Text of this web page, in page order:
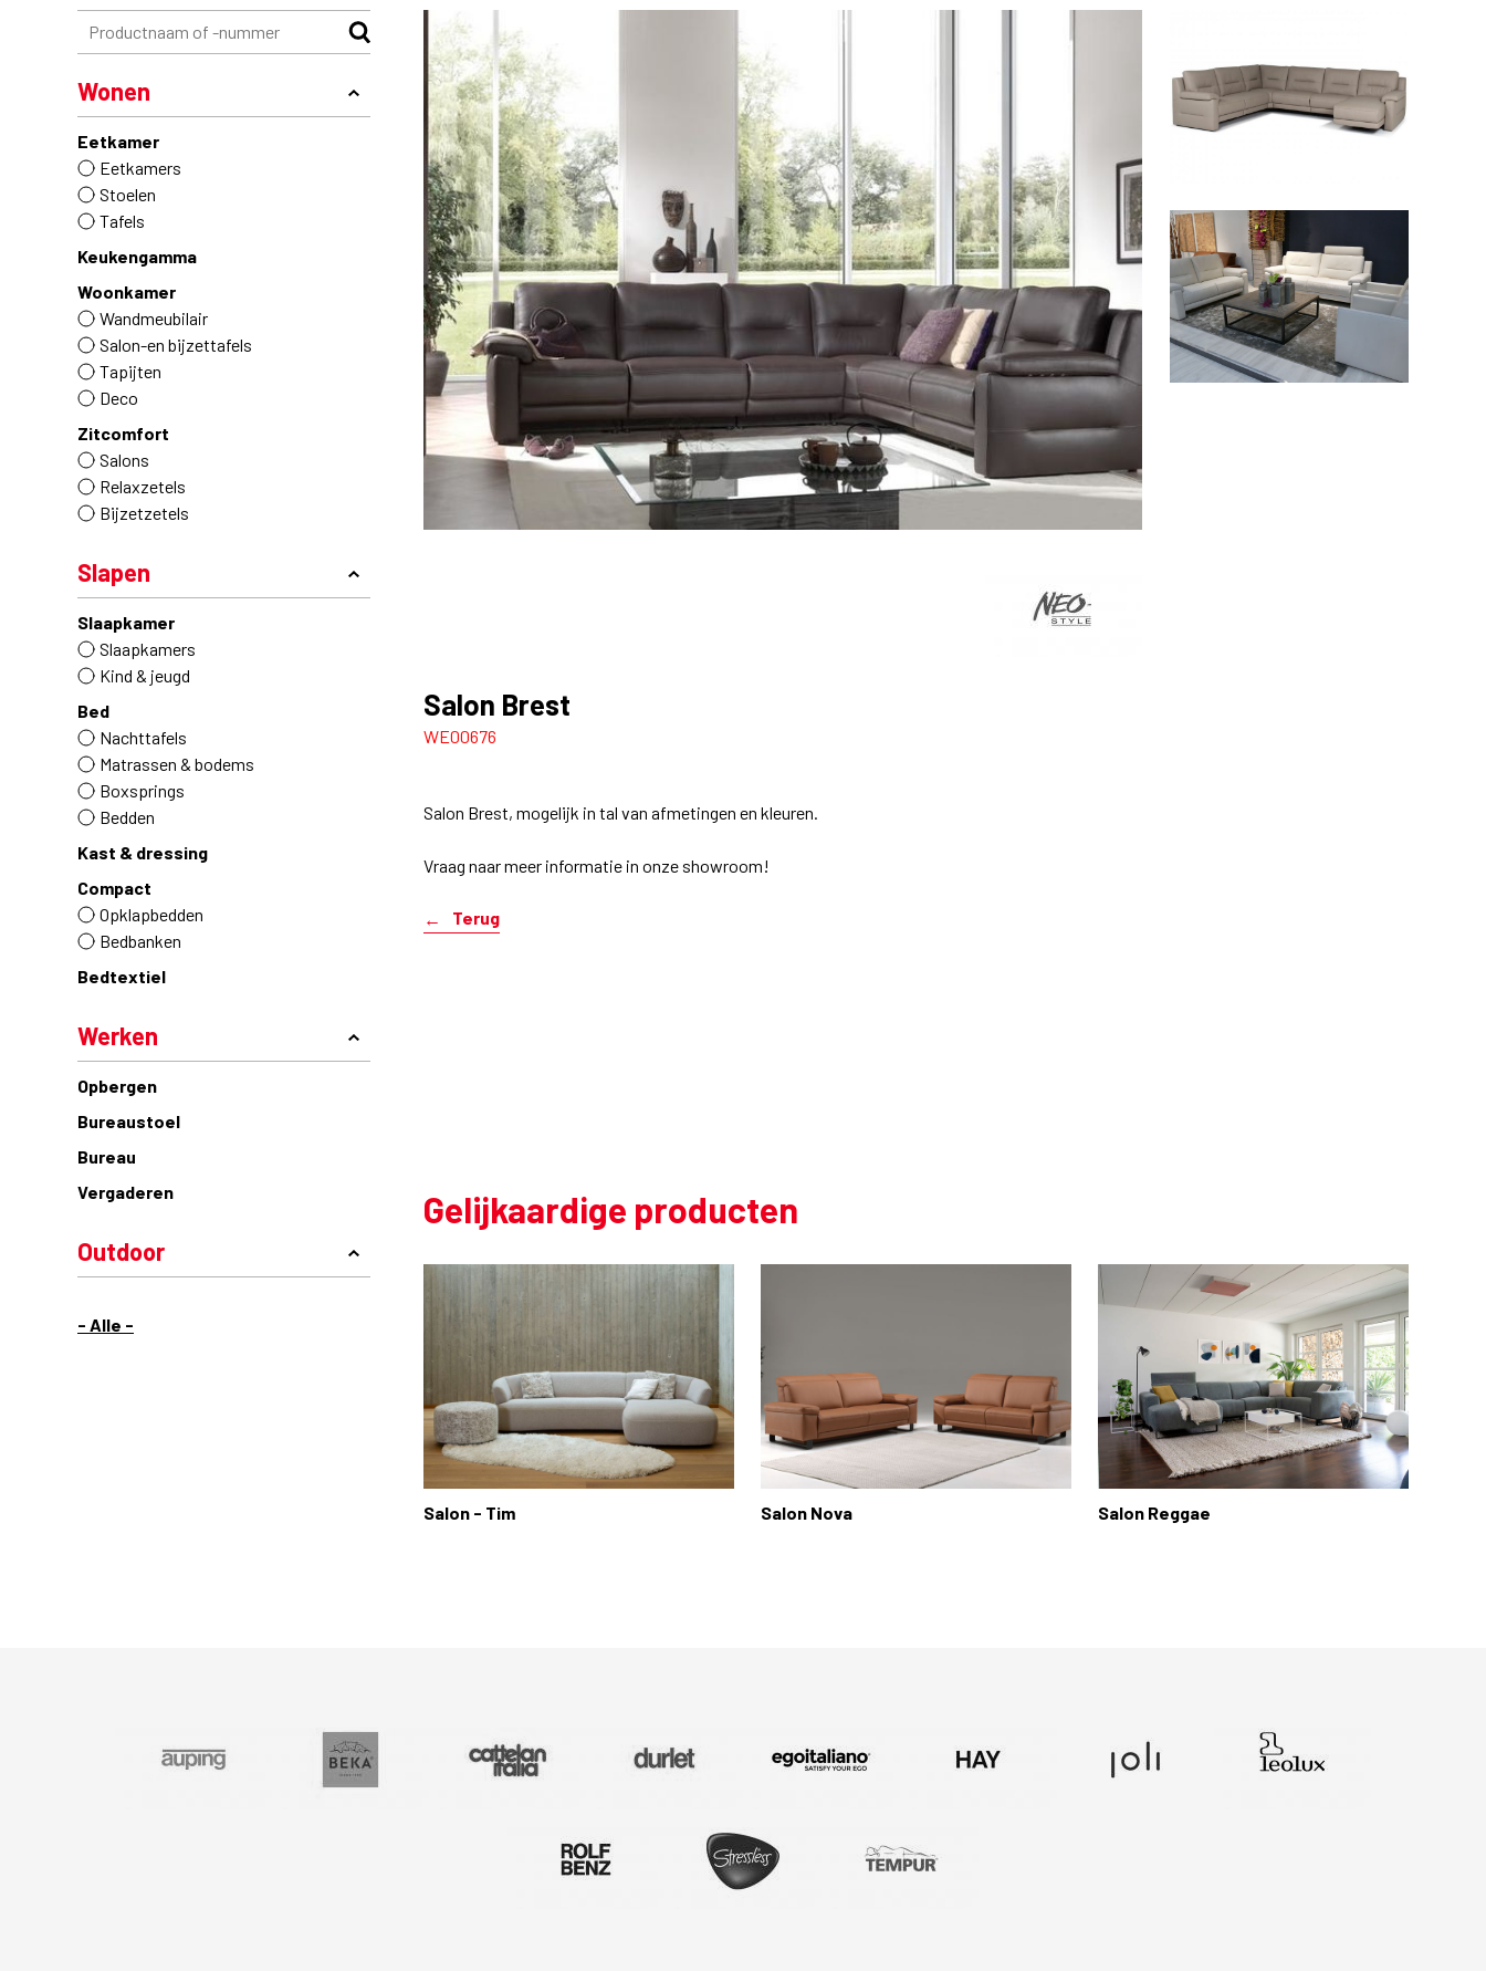
- Alle -
Wonen
Eetkamer
Eetkamers
Stoelen
Tafels
Keukengamma
Woonkamer
Wandmeubilair
Salon-en bijzettafels
Tapijten
Deco
Zitcomfort
Salons
Relaxzetels
Bijzetzetels
Slapen
Slaapkamer
Slaapkamers
Kind & jeugd
Bed
Nachttafels
Matrassen & bodems
Boxsprings
Bedden
Kast & dressing
Compact
Opklapbedden
Bedbanken
Bedtextiel
Werken
Opbergen
Bureaustoel
Bureau
Vergaderen
Outdoor
Salon Brest
WE00676
Salon Brest, mogelijk in tal van afmetingen en kleuren.
Vraag naar meer informatie in onze showroom!
Terug
Gelijkaardige producten
Salon - Tim Salon Nova Salon Reggae